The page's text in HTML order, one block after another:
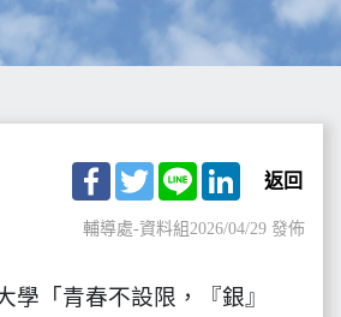
Facebook
TwitterLine LinkedIn
返回
輔導處-資料組2026/04/29 發佈
學「青春不設限，『銀』